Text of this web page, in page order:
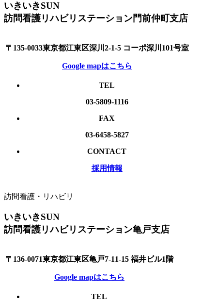
いきいきSUN
訪問看護リハビリステーション門前仲町支店
〒135-0033東京都江東区深川2-1-5 コーポ深川101号室
Google mapはこちら
TEL
03-5809-1116
FAX
03-6458-5827
CONTACT
採用情報
訪問看護・リハビリ
いきいきSUN
訪問看護リハビリステーション亀戸支店
〒136-0071東京都江東区亀戸7-11-15 福井ビル1階
Google mapはこちら
TEL